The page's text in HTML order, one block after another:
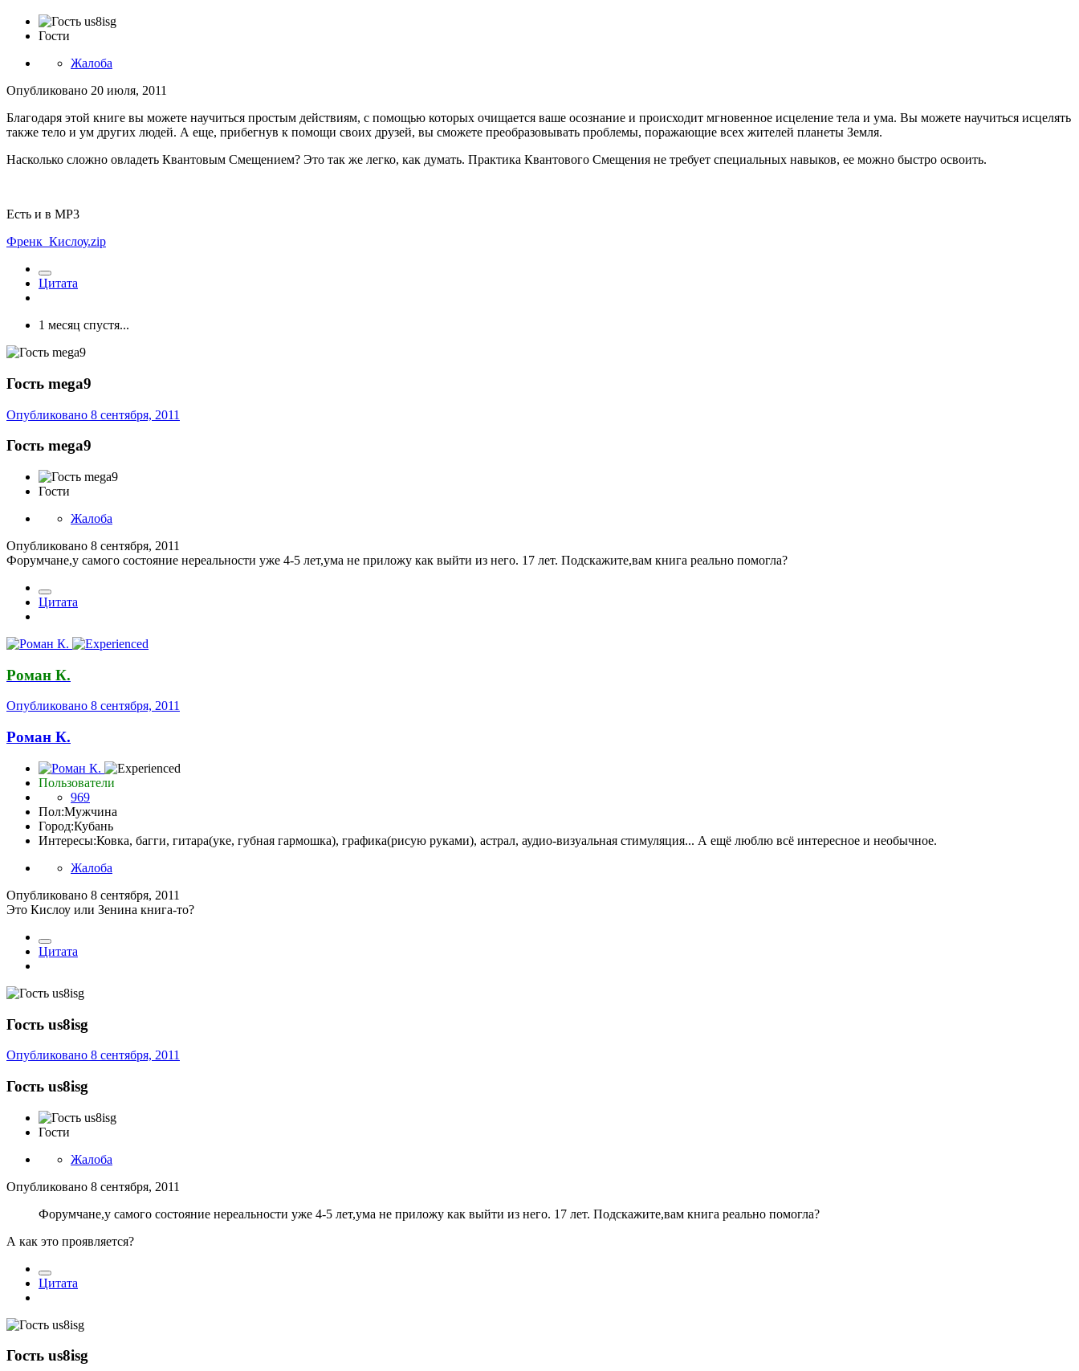
Гости
Жалоба
Опубликовано 20 июля, 2011
Благодаря этой книге вы можете научиться простым действиям, с помощью которых очищается ваше осознание и происходит мгновенное исцеление тела и ума. Вы можете научиться исцелять
также тело и ум других людей. А еще, прибегнув к помощи своих друзей, вы сможете преобразовывать проблемы, поражающие всех жителей планеты Земля.
Насколько сложно овладеть Квантовым Смещением? Это так же легко, как думать. Практика Квантового Смещения не требует специальных навыков, ее можно быстро освоить.
Есть и в MP3
Френк_Кислоу.zip
Цитата
1 месяц спустя...
Гость mega9
Опубликовано 8 сентября, 2011
Гость mega9
Гости
Жалоба
Опубликовано 8 сентября, 2011
Форумчане,у самого состояние нереальности уже 4-5 лет,ума не приложу как выйти из него. 17 лет. Подскажите,вам книга реально помогла?
Цитата
Роман К.
Опубликовано 8 сентября, 2011
Роман К.
Пользователи
969
Пол:Мужчина
Город:Кубань
Интересы:Ковка, багги, гитара(уке, губная гармошка), графика(рисую руками), астрал, аудио-визуальная стимуляция... А ещё люблю всё интересное и необычное.
Жалоба
Опубликовано 8 сентября, 2011
Это Кислоу или Зенина книга-то?
Цитата
Гость us8isg
Опубликовано 8 сентября, 2011
Гость us8isg
Гости
Жалоба
Опубликовано 8 сентября, 2011
Форумчане,у самого состояние нереальности уже 4-5 лет,ума не приложу как выйти из него. 17 лет. Подскажите,вам книга реально помогла?
А как это проявляется?
Цитата
Гость us8isg